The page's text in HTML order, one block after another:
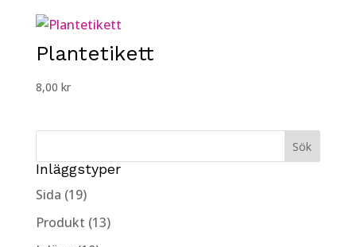
Plantetikett
8,00 kr
Inläggstyper
Sida (19)
Produkt (13)